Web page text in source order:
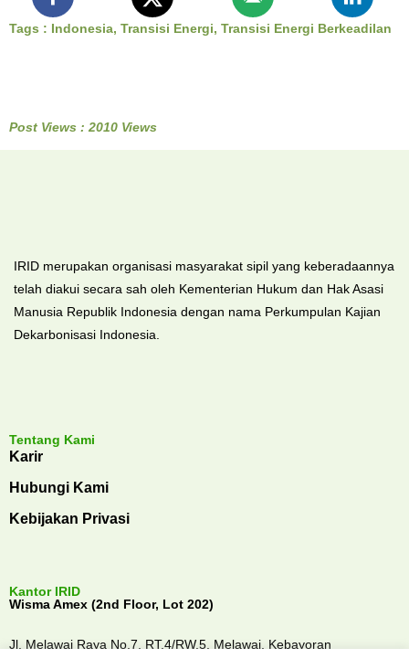
Tags : Indonesia, Transisi Energi, Transisi Energi Berkeadilan
Post Views : 2010 Views
IRID merupakan organisasi masyarakat sipil yang keberadaannya
telah diakui secara sah oleh Kementerian Hukum dan Hak Asasi
Manusia Republik Indonesia dengan nama Perkumpulan Kajian
Dekarbonisasi Indonesia.
Tentang Kami
Karir
Hubungi Kami
Kebijakan Privasi
Kantor IRID
Wisma Amex (2nd Floor, Lot 202)
Jl. Melawai Raya No.7, RT.4/RW.5, Melawai, Kebayoran